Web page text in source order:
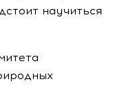
научиться